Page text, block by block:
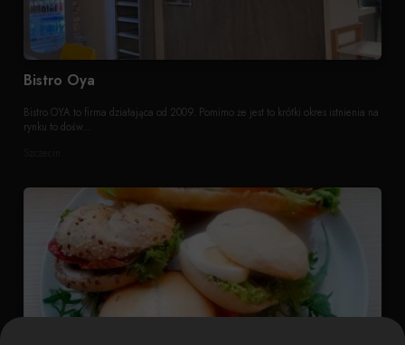
Bistro Oya
Bistro OYA to firma działająca od 2009. Pomimo że jest to krótki okres istnienia na
rynku to dośw...